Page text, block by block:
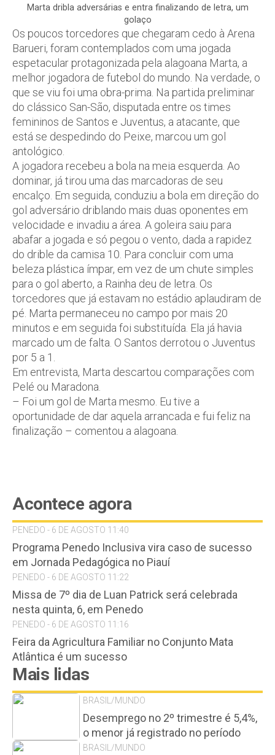
Marta dribla adversárias e entra finalizando de letra, um
golaço
Os poucos torcedores que chegaram cedo à Arena
Barueri, foram contemplados com uma jogada
espetacular protagonizada pela alagoana Marta, a
melhor jogadora de futebol do mundo. Na verdade, o
que se viu foi uma obra-prima. Na partida preliminar
do clássico San-São, disputada entre os times
femininos de Santos e Juventus, a atacante, que
está se despedindo do Peixe, marcou um gol
antológico.
A jogadora recebeu a bola na meia esquerda. Ao
dominar, já tirou uma das marcadoras de seu
encalço. Em seguida, conduziu a bola em direção do
gol adversário driblando mais duas oponentes em
velocidade e invadiu a área. A goleira saiu para
abafar a jogada e só pegou o vento, dada a rapidez
do drible da camisa 10. Para concluir com uma
beleza plástica ímpar, em vez de um chute simples
para o gol aberto, a Rainha deu de letra. Os
torcedores que já estavam no estádio aplaudiram de
pé. Marta permaneceu no campo por mais 20
minutos e em seguida foi substituída. Ela já havia
marcado um de falta. O Santos derrotou o Juventus
por 5 a 1.
Em entrevista, Marta descartou comparações com
Pelé ou Maradona.
– Foi um gol de Marta mesmo. Eu tive a
oportunidade de dar aquela arrancada e fui feliz na
finalização – comentou a alagoana.
Acontece agora
PENEDO - 6 DE AGOSTO 11:40
Programa Penedo Inclusiva vira caso de sucesso
em Jornada Pedagógica no Piauí
PENEDO - 6 DE AGOSTO 11:22
Missa de 7º dia de Luan Patrick será celebrada
nesta quinta, 6, em Penedo
PENEDO - 6 DE AGOSTO 11:16
Feira da Agricultura Familiar no Conjunto Mata
Atlântica é um sucesso
Mais lidas
BRASIL/MUNDO
Desemprego no 2º trimestre é 5,4%,
o menor já registrado no período
BRASIL/MUNDO